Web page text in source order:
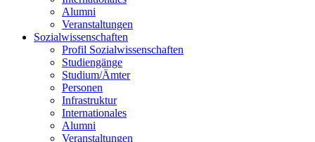
Alumni
Veranstaltungen
Sozialwissenschaften
Profil Sozialwissenschaften
Studiengänge
Studium/Ämter
Personen
Infrastruktur
Internationales
Alumni
Veranstaltungen